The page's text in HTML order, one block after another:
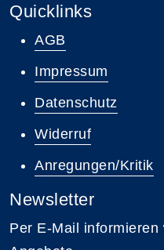
Quicklinks
AGB
Impressum
Datenschutz
Widerruf
Anregungen/Kritik
Newsletter
Per E-Mail